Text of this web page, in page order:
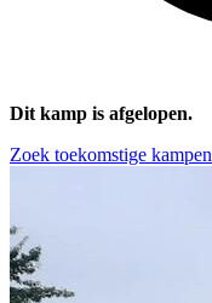
Dit kamp is afgelopen.
Zoek toekomstige kampen